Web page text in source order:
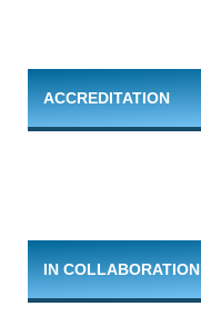
ACCREDITATION
IN COLLABORATION